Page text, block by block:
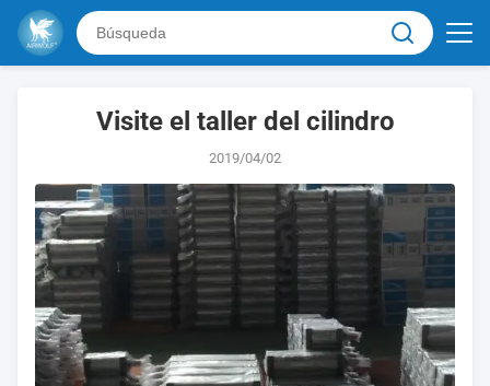
Visite el taller del cilindro
2019/04/02